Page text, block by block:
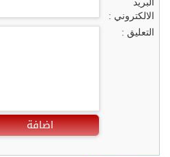
البريد
الالكتروني :
التعليق :
اضافة